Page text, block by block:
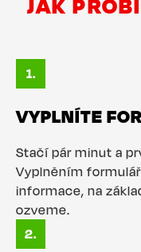
VYPLNÍTE
Stačí pár minut a
Vyplněním
informace, na
ozveme.